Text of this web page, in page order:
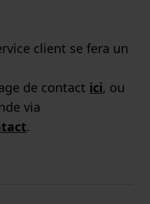
client se fera un
de contact ici, ou
via
.